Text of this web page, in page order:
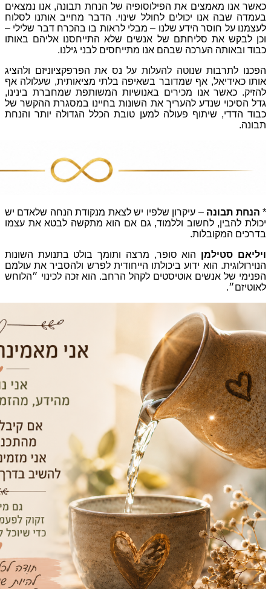
הפילוסופיה של הנחת תבונה,אנו נמצאים
לחולל שינוי. הדבר מחייב אותנו לסלוח
–מבלי לראות בו בהכרח דבר שלילי–
של אנשים שלא התייחסנו אליהם באותו
אנו מתייחסים לבני גילנו.
להעלות
על נס את הפרפקציוניזם ולהציג
בשאיפה בלתי מציאותית ,שעלולה אף
באנושיות המשותפת שמחברת בינינו,
את השונות בחיינו במסגרת ההקשר של
למען טובת הכלל הגדולה יותר והנחת
שלפיו יש לצאת מנקודת הנחה שלאדם יש
,גם אם הוא מתקשה לבטא את עצמו
,מרצה ותומך בולט בתנועת השונות
הייחודית לפרש ולהסביר את עולמם
לקהל הרחב. הוא זכה לכינוי ״הלוחש